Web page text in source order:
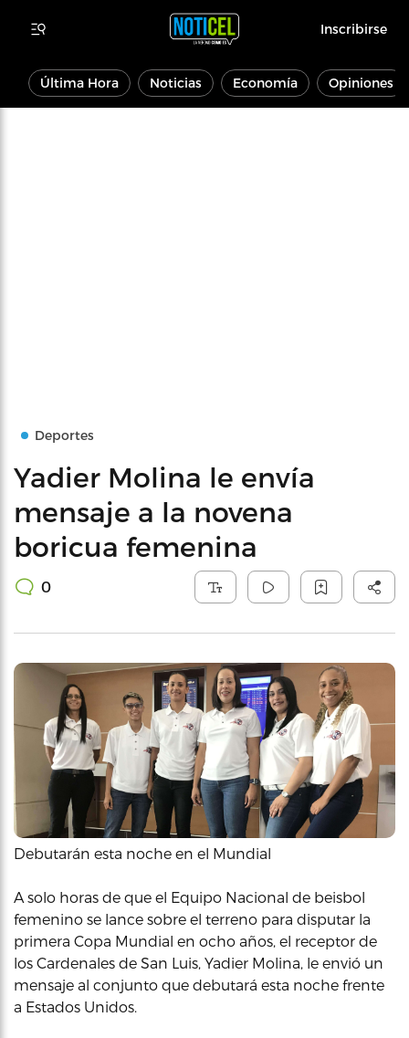
Inscribirse
Última Hora Noticias Economía Opiniones
Deportes
Yadier Molina le envía
mensaje a la novena
boricua femenina
0
Debutarán esta noche en el Mundial
A solo horas de que el Equipo Nacional de beisbol
femenino se lance sobre el terreno para disputar la
primera Copa Mundial en ocho años, el receptor de
los Cardenales de San Luis, Yadier Molina, le envió un
mensaje al conjunto que debutará esta noche frente
a Estados Unidos.